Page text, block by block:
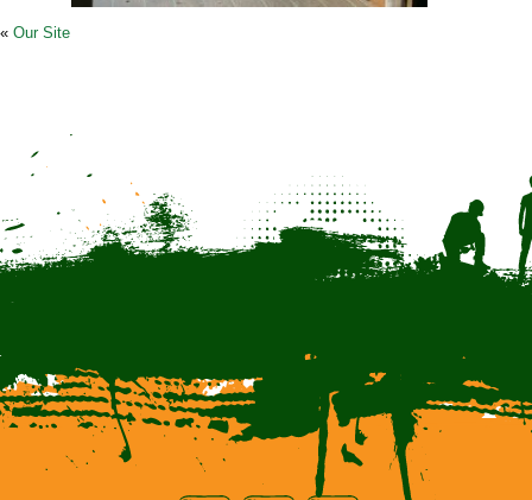
« Our Site